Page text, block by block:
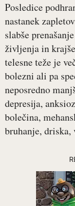
Posledice
nastanek
slabše
življenja in
telesne teže je
bolezni ali pa
neposredno
depresija,
bolečina,
bruhanje,